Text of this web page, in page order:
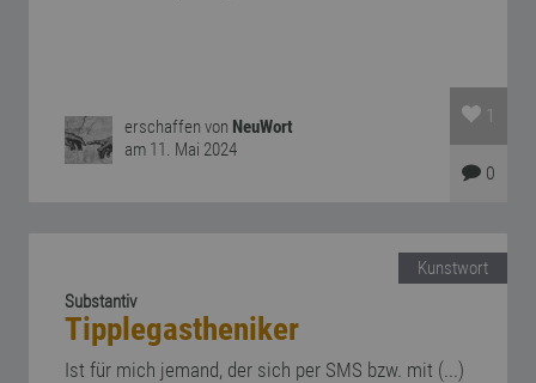
erschaffen von NeuWort
am 11. Mai 2024
1
0
Kunstwort
Substantiv
Tipplegastheniker
Ist für mich jemand, der sich per SMS bzw. mit (...)